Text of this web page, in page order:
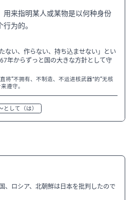
用来指明某人或某物是以何种身份
为的。
ない、作らない、持ち込ませない」とい
年からずっと国の大きな方針として守
将“不拥有、不制造、不运进核武器”的“无核
遵守。
として（は）
、ロシア、北朝鮮は日本を批判したので